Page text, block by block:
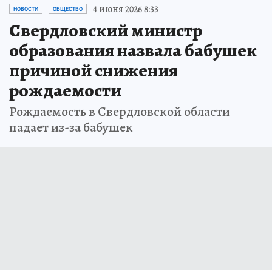
НОВОСТИ ОБЩЕСТВО 4 июня 2026 8:33
Свердловский министр
образования назвала бабушек
причиной снижения
рождаемости
Рождаемость в Свердловской области
падает из-за бабушек